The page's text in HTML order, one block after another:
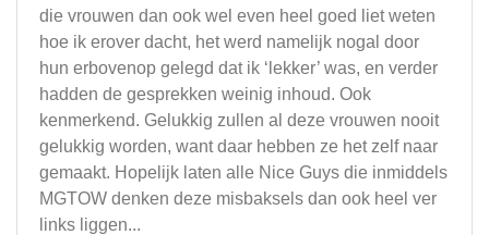
die vrouwen dan ook wel even heel goed liet weten
hoe ik erover dacht, het werd namelijk nogal door
hun erbovenop gelegd dat ik ‘lekker’ was, en verder
hadden de gesprekken weinig inhoud. Ook
kenmerkend. Gelukkig zullen al deze vrouwen nooit
gelukkig worden, want daar hebben ze het zelf naar
gemaakt. Hopelijk laten alle Nice Guys die inmiddels
MGTOW denken deze misbaksels dan ook heel ver
links liggen...